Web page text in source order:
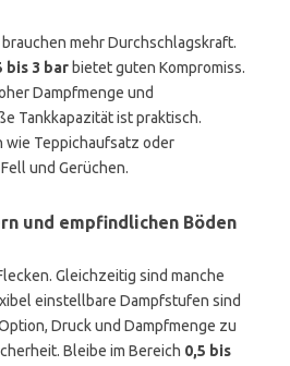
mehr Durchschlagskraft.
bis 3 bar bietet guten Kompromiss.
Dampfmenge und
Tankkapazität ist praktisch.
wie Teppichaufsatz oder
und Gerüchen.
und empfindlichen Böden
Gleichzeitig sind manche
einstellbare Dampfstufen sind
Druck und Dampfmenge zu
Bleibe im Bereich 0,5 bis